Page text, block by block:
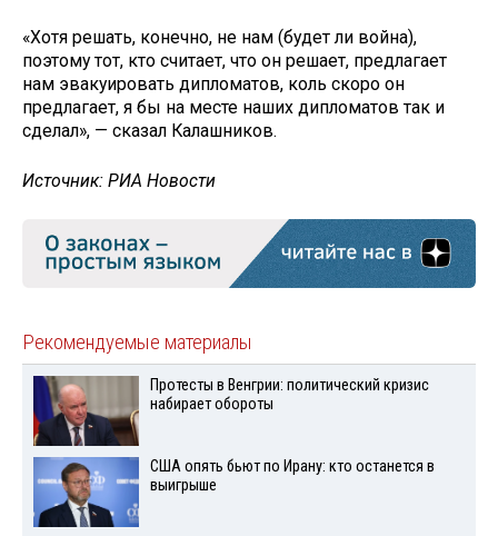
«Хотя решать, конечно, не нам (будет ли война),
поэтому тот, кто считает, что он решает, предлагает
нам эвакуировать дипломатов, коль скоро он
предлагает, я бы на месте наших дипломатов так и
сделал», — сказал Калашников.
Источник: РИА Новости
Рекомендуемые материалы
Протесты в Венгрии: политический кризис
набирает обороты
США опять бьют по Ирану: кто останется в
выигрыше